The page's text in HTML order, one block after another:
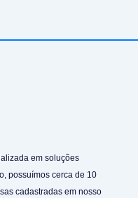
em soluções
possuímos cerca de 10
cadastradas em nosso